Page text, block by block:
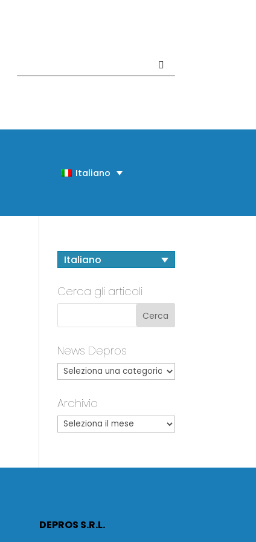
Italiano
Italiano
Cerca gli articoli
News Depros
Archivio
DEPROS S.R.L.